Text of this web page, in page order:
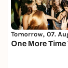
Tomorrow, 07.
One More Time